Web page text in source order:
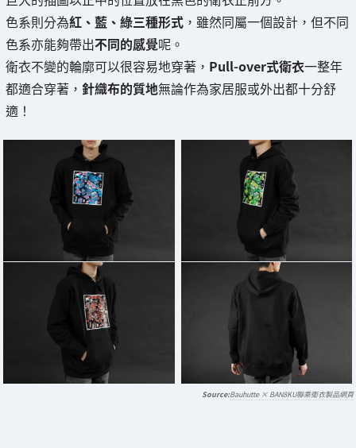
色系則分為紅、藍、綠三種形式 ，雖然同屬一個設計，但不同
色系亦能夠帶出不同的感覺呢。
衛衣不變的輪廓可以很容易地穿著， Pull-over式衛衣一整年
都適合穿著， 針織布的質地無論作為家居服或外出都十分舒
適！
Bauhutte × BAN8KU聯乘衛衣製品網頁